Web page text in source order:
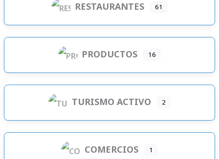
RESTAURANTES 61
PRODUCTOS 16
TURISMO ACTIVO 2
COMERCIOS 1